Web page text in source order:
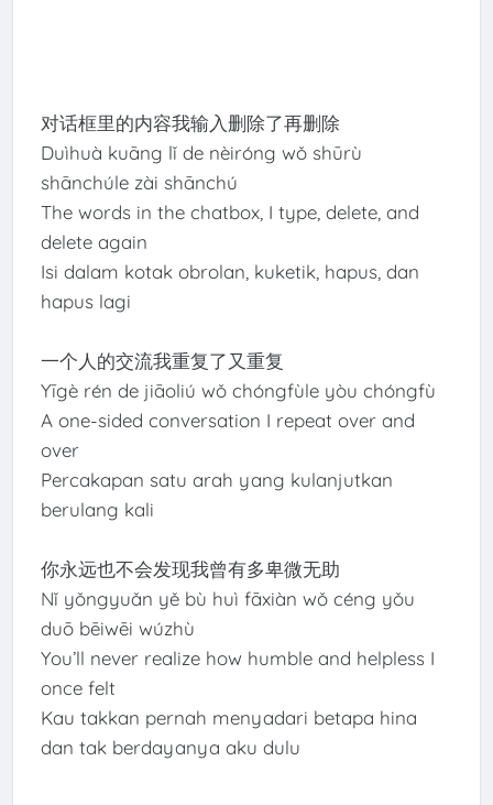
对话框里的内容我输入删除了再删除
Duìhuà kuāng lǐ de nèiróng wǒ shūrù
shānchúle zài shānchú
The words in the chatbox, I type, delete, and
delete again
Isi dalam kotak obrolan, kuketik, hapus, dan
hapus lagi
一个人的交流我重复了又重复
Yīgè rén de jiāoliú wǒ chóngfùle yòu chóngfù
A one-sided conversation I repeat over and
over
Percakapan satu arah yang kulanjutkan
berulang kali
你永远也不会发现我曾有多卑微无助
Nǐ yǒngyuǎn yě bù huì fāxiàn wǒ céng yǒu
duō bēiwēi wúzhù
You’ll never realize how humble and helpless I
once felt
Kau takkan pernah menyadari betapa hina
dan tak berdayanya aku dulu